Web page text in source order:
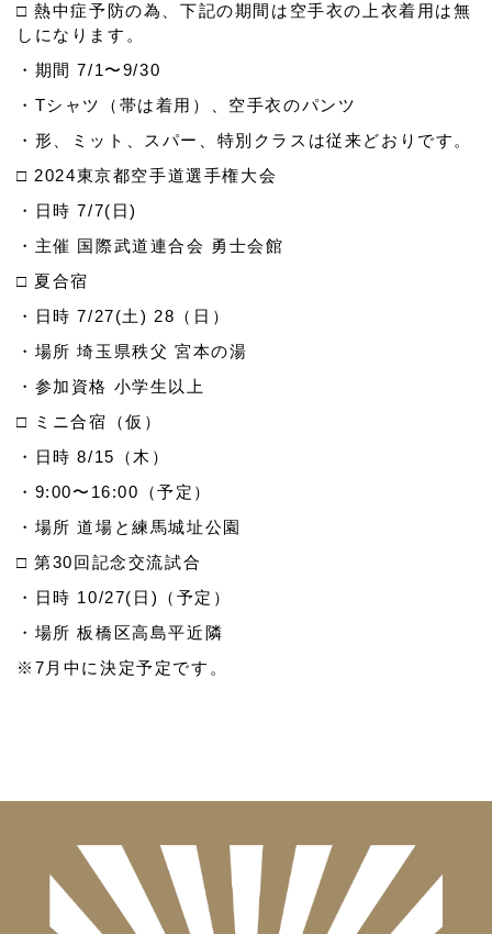
□ 熱中症予防の為、下記の期間は空手衣の上衣着用は無
しになります。
・期間 7/1〜9/30
・Tシャツ（帯は着用）、空手衣のパンツ
・形、ミット、スパー、特別クラスは従来どおりです。
□ 2024東京都空手道選手権大会
・日時 7/7(日)
・主催 国際武道連合会 勇士会館
□ 夏合宿
・日時 7/27(土) 28（日）
・場所 埼玉県秩父 宮本の湯
・参加資格 小学生以上
□ ミニ合宿（仮）
・日時 8/15（木）
・9:00〜16:00（予定）
・場所 道場と練馬城址公園
□ 第30回記念交流試合
・日時 10/27(日)（予定）
・場所 板橋区高島平近隣
※7月中に決定予定です。